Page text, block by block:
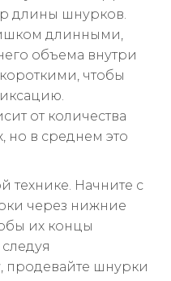
длины шнурков.
длинными,
объема внутри
чтобы
от количества
но в среднем это
технике. Начните с
через нижние
их концы
продевайте шнурки